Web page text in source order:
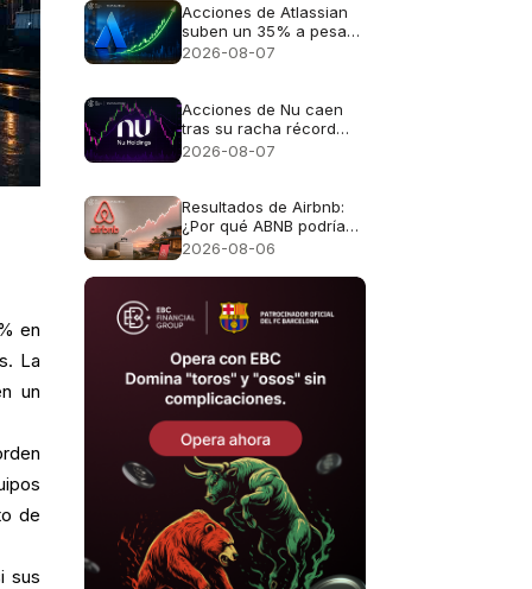
en
La
un
de
sus
Acciones de Atlassian
suben un 35% a pesar
de unas perspectivas
2026-08-07
Acciones de Nu caen
tras su racha récord
mientras se convierte
2026-08-07
Resultados de Airbnb:
¿Por qué ABNB podría
seguir cayendo incluso
un 16%?
2026-08-06